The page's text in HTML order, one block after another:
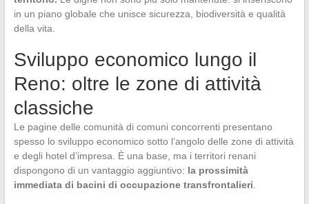
in un piano globale che unisce sicurezza, biodiversità e qualità
della vita.
Sviluppo economico lungo il
Reno: oltre le zone di attività
classiche
Le pagine delle comunità di comuni concorrenti presentano
spesso lo sviluppo economico sotto l’angolo delle zone di attività
e degli hotel d’impresa. È una base, ma i territori renani
dispongono di un vantaggio aggiuntivo: la prossimità
immediata di bacini di occupazione transfrontalieri